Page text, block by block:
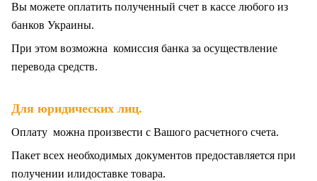
Вы можете оплатить полученный счет в кассе любого из
банков Украины.
При этом возможна комиссия банка за осуществление
перевода средств.
Для юридических лиц.
Оплату можна произвести с Вашого расчетного счета.
Пакет всех необходимых документов предоставляется при
получении илидоставке товара.